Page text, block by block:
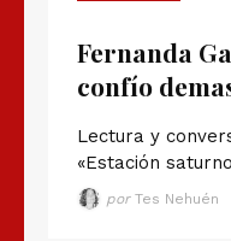
Fernanda
confío
Lectura y
«Estación
por Tes Nehuén